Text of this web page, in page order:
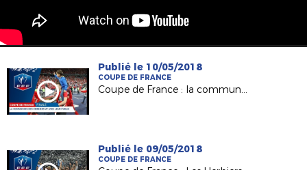
Publié le 10/05/2018
COUPE DE FRANCE
Coupe de France : la communion des Herbiers VF avec son public
Publié le 09/05/2018
COUPE DE FRANCE